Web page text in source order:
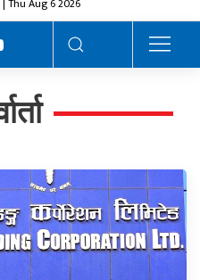
| Thu Aug 6 2026